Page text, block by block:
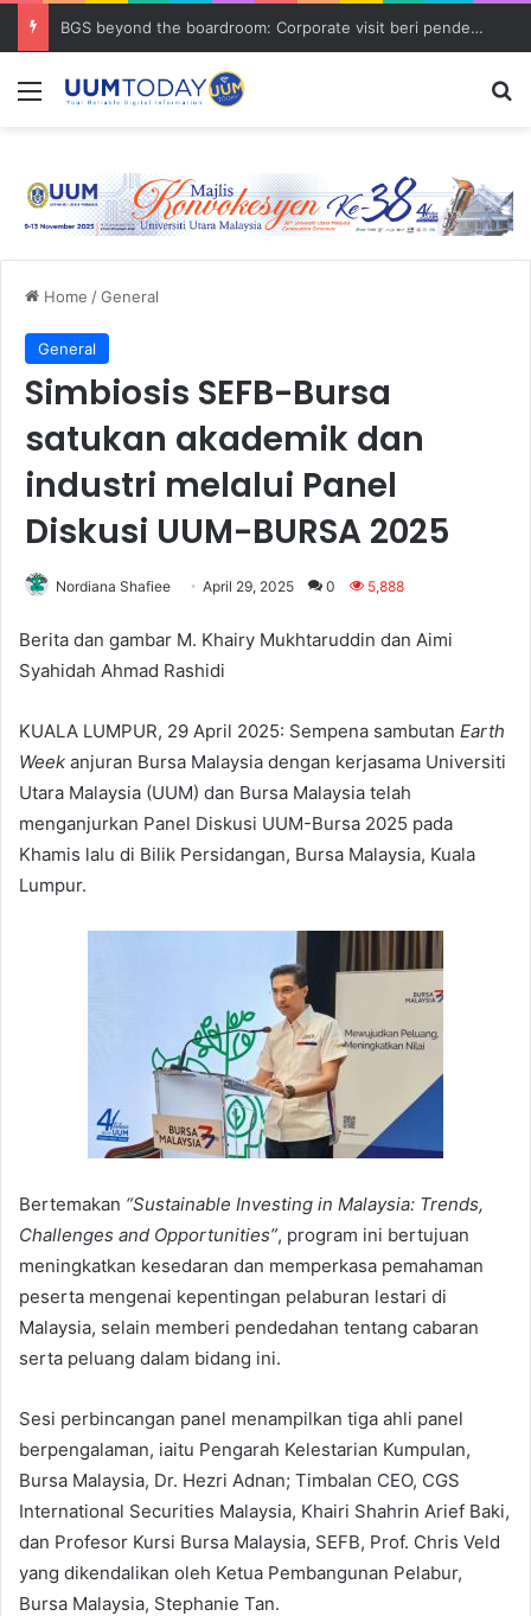
BGS beyond the boardroom: Corporate visit beri pendedahan dunia korporat kepada PELAJAR UUM
Menu
Home /General
General
Simbiosis SEFB-Bursa
satukan akademik dan
industri melalui Panel
Diskusi UUM-BURSA 2025
Nordiana Shafiee April 29, 2025 0 5,888
Berita dan gambar M. Khairy Mukhtaruddin dan Aimi
Syahidah Ahmad Rashidi
KUALA LUMPUR, 29 April 2025: Sempena sambutan Earth
Week anjuran Bursa Malaysia dengan kerjasama Universiti
Utara Malaysia (UUM) dan Bursa Malaysia telah
menganjurkan Panel Diskusi UUM-Bursa 2025 pada
Khamis lalu di Bilik Persidangan, Bursa Malaysia, Kuala
Lumpur.
Bertemakan “Sustainable Investing in Malaysia: Trends,
Challenges and Opportunities”, program ini bertujuan
meningkatkan kesedaran dan memperkasa pemahaman
peserta mengenai kepentingan pelaburan lestari di
Malaysia, selain memberi pendedahan tentang cabaran
serta peluang dalam bidang ini.
Sesi perbincangan panel menampilkan tiga ahli panel
berpengalaman, iaitu Pengarah Kelestarian Kumpulan,
Bursa Malaysia, Dr. Hezri Adnan; Timbalan CEO, CGS
International Securities Malaysia, Khairi Shahrin Arief Baki,
dan Profesor Kursi Bursa Malaysia, SEFB, Prof. Chris Veld
yang dikendalikan oleh Ketua Pembangunan Pelabur,
Bursa Malaysia, Stephanie Tan.